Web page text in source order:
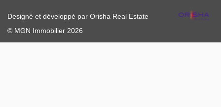
Designé et développé par Orisha Real Estate
© MGN Immobilier 2026